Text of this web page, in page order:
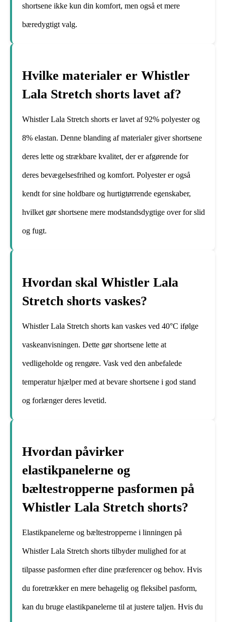
shortsene ikke kun din komfort, men også et mere
bæredygtigt valg.
Hvilke materialer er Whistler
Lala Stretch shorts lavet af?
Whistler Lala Stretch shorts er lavet af 92% polyester og
8% elastan. Denne blanding af materialer giver shortsene
deres lette og strækbare kvalitet, der er afgørende for
deres bevægelsesfrihed og komfort. Polyester er også
kendt for sine holdbare og hurtigtørrende egenskaber,
hvilket gør shortsene mere modstandsdygtige over for slid
og fugt.
Hvordan skal Whistler Lala
Stretch shorts vaskes?
Whistler Lala Stretch shorts kan vaskes ved 40°C ifølge
vaskeanvisningen. Dette gør shortsene lette at
vedligeholde og rengøre. Vask ved den anbefalede
temperatur hjælper med at bevare shortsene i god stand
og forlænger deres levetid.
Hvordan påvirker
elastikpanelerne og
bæltestropperne pasformen på
Whistler Lala Stretch shorts?
Elastikpanelerne og bæltestropperne i linningen på
Whistler Lala Stretch shorts tilbyder mulighed for at
tilpasse pasformen efter dine præferencer og behov. Hvis
du foretrækker en mere behagelig og fleksibel pasform,
kan du bruge elastikpanelerne til at justere taljen. Hvis du